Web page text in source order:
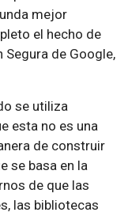
mejor
el hecho de
de Google,
se utiliza
esta no es una
de construir
se basa en la
de que las
las bibliotecas